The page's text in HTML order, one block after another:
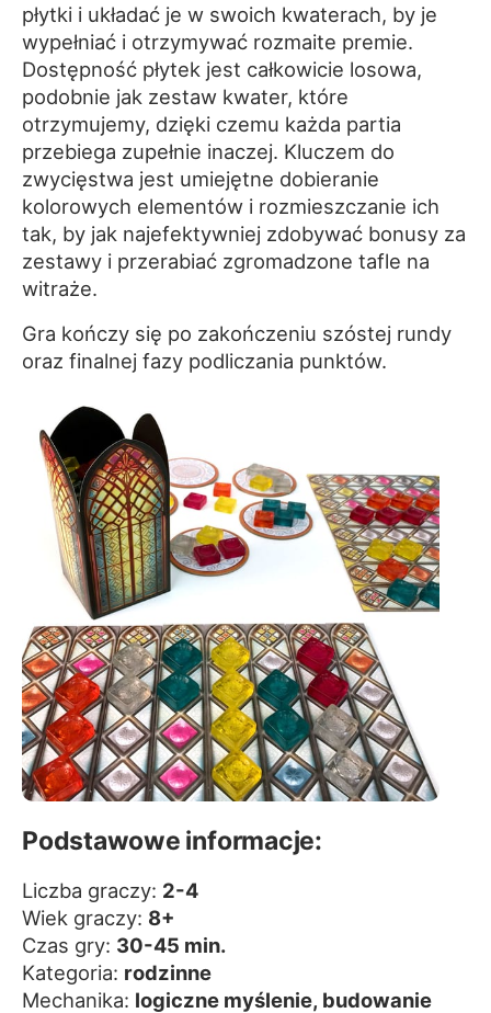
płytki i układać je w swoich kwaterach, by je
wypełniać i otrzymywać rozmaite premie.
Dostępność płytek jest całkowicie losowa,
podobnie jak zestaw kwater, które
otrzymujemy, dzięki czemu każda partia
przebiega zupełnie inaczej. Kluczem do
zwycięstwa jest umiejętne dobieranie
kolorowych elementów i rozmieszczanie ich
tak, by jak najefektywniej zdobywać bonusy za
zestawy i przerabiać zgromadzone tafle na
witraże.
Gra kończy się po zakończeniu szóstej rundy
oraz finalnej fazy podliczania punktów.
Podstawowe informacje:
Liczba graczy: 2-4
Wiek graczy: 8+
Czas gry: 30-45 min.
Kategoria: rodzinne
Mechanika: logiczne myślenie, budowanie